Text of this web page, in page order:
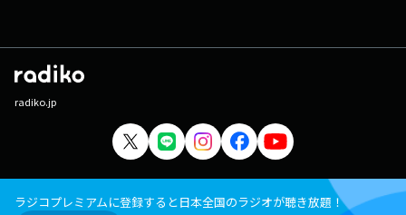
radiko.jp
ラジコプレミアムに登録すると日本全国のラジオが聴き放題！